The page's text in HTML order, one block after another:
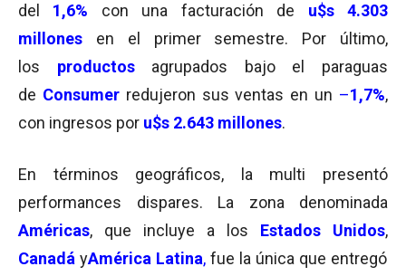
del 1,6% con una facturación de u$s 4.303
millones
en el primer semestre. Por último,
los productos
agrupados bajo el paraguas
de Consumerredujeron sus ventas en un –1,7%,
con ingresos por u$s 2.643 millones.
En términos geográficos, la multi presentó
performances dispares. La zona denominada
Américas, que incluye a los Estados Unidos,
Canadá yAmérica Latina, fue la única que entregó